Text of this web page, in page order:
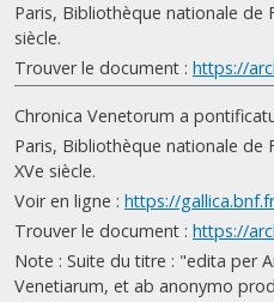
Paris, Bibliothèque nationale de
siècle.
Trouver le document : https://
Chronica Venetorum a
Paris, Bibliothèque nationale de
XVe siècle.
Voir en ligne : https://
Trouver le document : https://
Note : Suite du titre : "edita per
Venetiarum, et ab anonymo